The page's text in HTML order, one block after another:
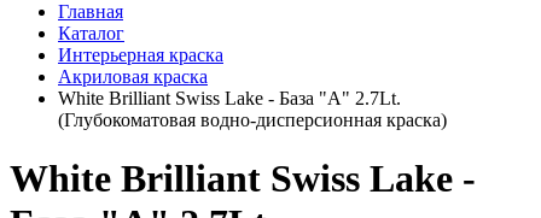
Главная
Каталог
Интерьерная краска
Акриловая краска
White Brilliant Swiss Lake - База "A" 2.7Lt.
(Глубокоматовая водно-дисперсионная краска)
White Brilliant Swiss Lake -